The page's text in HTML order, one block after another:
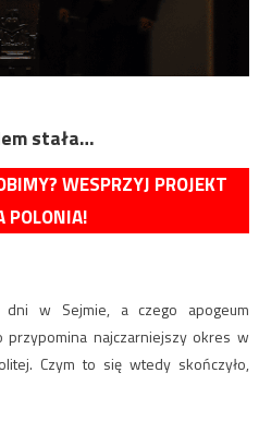
stała…
WESPRZYJ PROJEKT
POLONIA!
w Sejmie, a czego apogeum
najczarniejszy okres w
Czym to się wtedy skończyło,